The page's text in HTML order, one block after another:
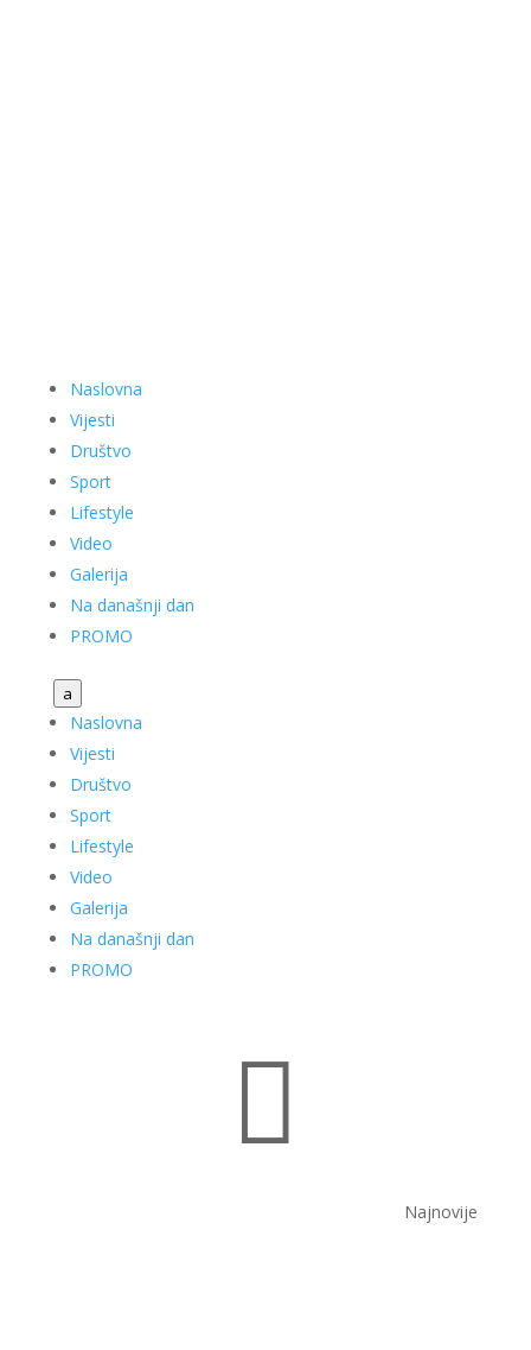
Naslovna
Vijesti
Društvo
Sport
Lifestyle
Video
Galerija
Na današnji dan
PROMO
a
Naslovna
Vijesti
Društvo
Sport
Lifestyle
Video
Galerija
Na današnji dan
PROMO

Najnovije